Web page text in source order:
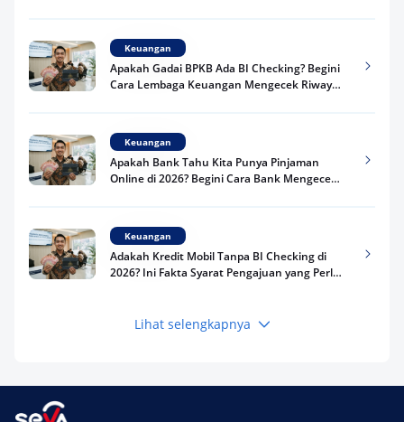
Keuangan
Apakah Gadai BPKB Ada BI Checking? Begini
Cara Lembaga Keuangan Mengecek Riwayat
Keuangan
Apakah Bank Tahu Kita Punya Pinjaman
Online di 2026? Begini Cara Bank Mengecek
Keuangan
Adakah Kredit Mobil Tanpa BI Checking di
2026? Ini Fakta Syarat Pengajuan yang Perlu
Keuangan
Terpercaya
Lihat selengkapnya